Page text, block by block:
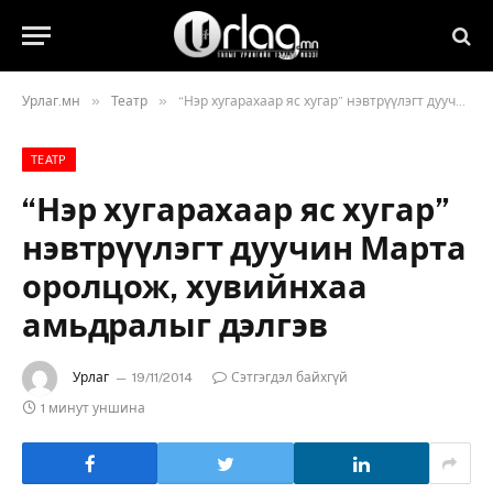
Урлаг.мн » Театр » “Нэр хугарахаар яс хугар” нэвтрүүлэгт дуучин Марта оролцож, хувийнхаа амьдралыг дэлгэв
ТЕАТР
“Нэр хугарахаар яс хугар”
нэвтрүүлэгт дуучин Марта
оролцож, хувийнхаа
амьдралыг дэлгэв
Урлаг 19/11/2014
Сэтгэгдэл байхгүй
1 минут уншина